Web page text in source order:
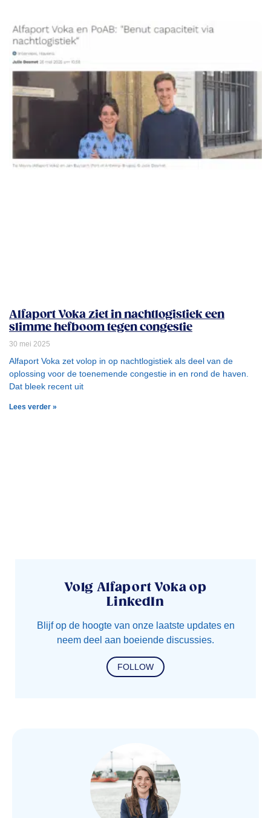
Alfaport Voka ziet in nachtlogistiek een
slimme hefboom tegen congestie
30 mei 2025
Alfaport Voka zet volop in op nachtlogistiek als deel van de
oplossing voor de toenemende congestie in en rond de haven.
Dat bleek recent uit
Lees verder »
Volg Alfaport Voka op
LinkedIn
Blijf op de hoogte van onze laatste updates en
neem deel aan boeiende discussies.
FOLLOW